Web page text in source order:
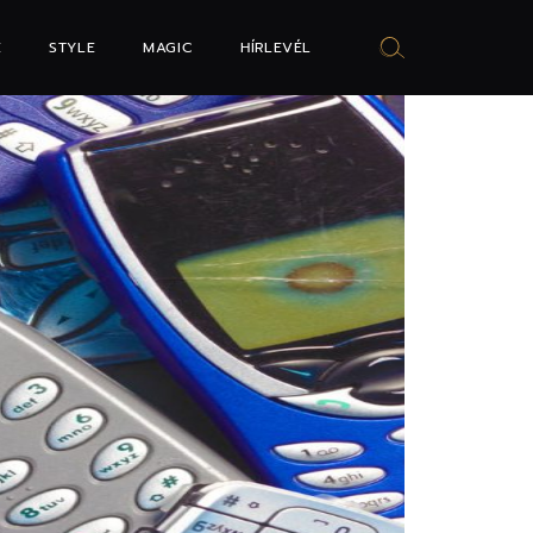
STYLE MAGIC HÍRLEVÉL